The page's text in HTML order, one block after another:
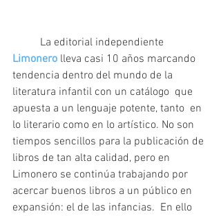
	La editorial independiente
Limonero lleva casi 10 años marcando
tendencia dentro del mundo de la
literatura infantil con un catálogo  que
apuesta a un lenguaje potente, tanto  en
lo literario como en lo artístico. No son
tiempos sencillos para la publicación de
libros de tan alta calidad, pero en
Limonero se continúa trabajando por
acercar buenos libros a un público en
expansión: el de las infancias.  En ello